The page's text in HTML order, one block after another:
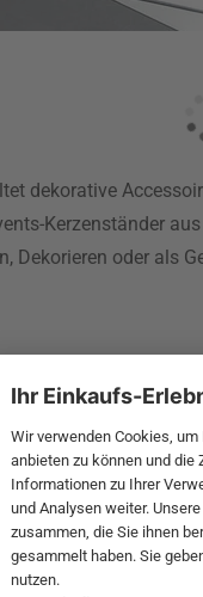
dekorative
Kerzenständer
oder als
MwSt. und
Beliebte Möbel